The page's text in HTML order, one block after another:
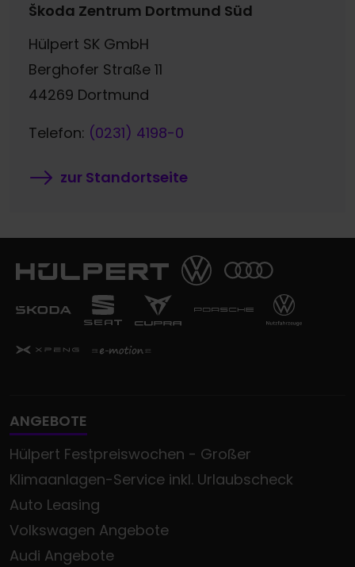
Škoda Zentrum Dortmund Süd
Hülpert SK GmbH
Berghofer Straße 11
44269 Dortmund
Telefon: (0231) 4198-0
zur Standortseite
ANGEBOTE
Hülpert Festpreiswochen - Großer
Klimaanlagen-Service inkl. Urlaubscheck
Auto Leasing
Volkswagen Angebote
Audi Angebote